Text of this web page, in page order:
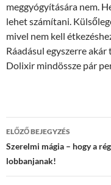
meggyógyítására nem.
lehet számítani.
mivel nem kell
Ráadásul egyszerre
Dolixir mindössze pár
Bejegyzés
navigáció
ELŐZŐ BEJEGYZÉS
Szerelmi mágia – hogy a
lobbanjanak!